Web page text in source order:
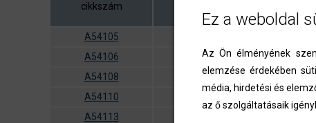
cikkszám
A54105
A54106
6
A54108
8
A54110
A54113
Ez a weboldal
Az Ön élményének
elemzése érdekében
média, hirdetési és
az ő szolgáltatásaik